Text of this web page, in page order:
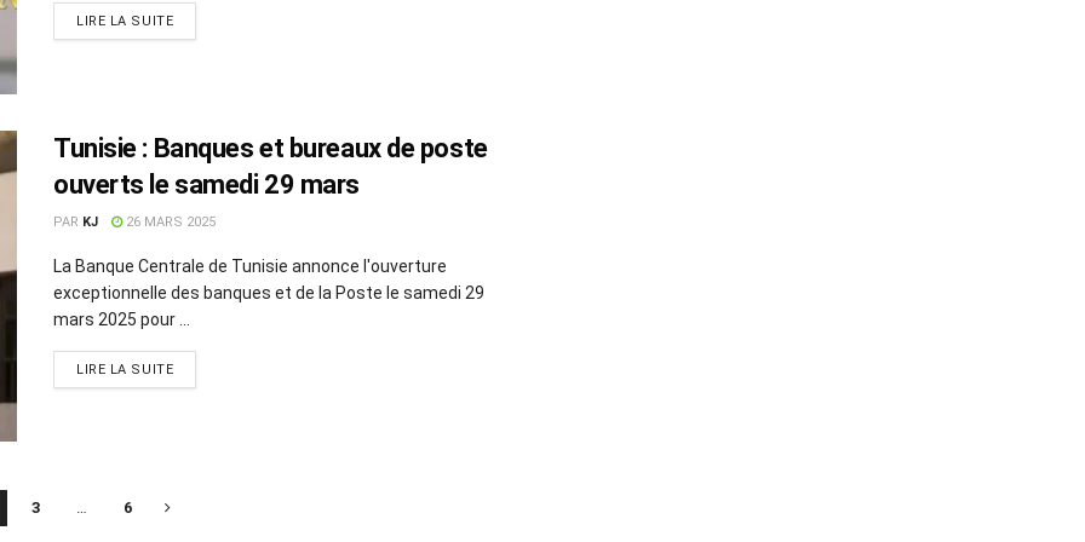
LIRE LA SUITE
Tunisie : Banques et bureaux de poste
ouverts le samedi 29 mars
PAR KJ 26 MARS 2025
La Banque Centrale de Tunisie annonce l'ouverture
exceptionnelle des banques et de la Poste le samedi 29
mars 2025 pour ...
LIRE LA SUITE
3 6